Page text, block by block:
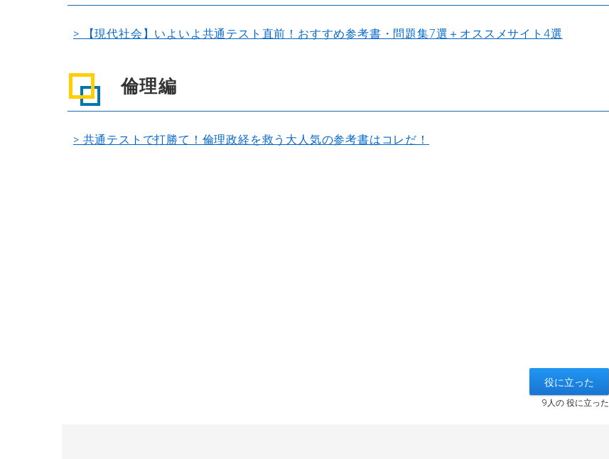
> 【現代社会】いよいよ共通テスト直前！おすすめ参考書・問題集7選＋オススメサイト4選
倫理編
> 共通テストで打勝て！倫理政経を救う大人気の参考書はコレだ！
9人の 役に立った